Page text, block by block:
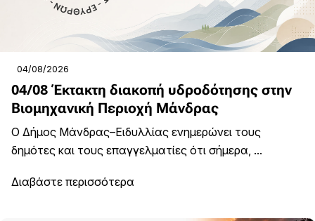
04/08/2026
04/08 Έκτακτη διακοπή υδροδότησης στην
Βιομηχανική Περιοχή Μάνδρας
Ο Δήμος Μάνδρας–Ειδυλλίας ενημερώνει τους
δημότες και τους επαγγελματίες ότι σήμερα, ...
Διαβάστε περισσότερα